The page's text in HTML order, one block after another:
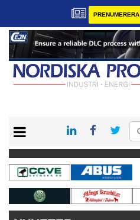
PRENUMERERA
KONTAKT
VÅRA ANDRA MAGASIN
PRENUMERERA
ANNONSERA